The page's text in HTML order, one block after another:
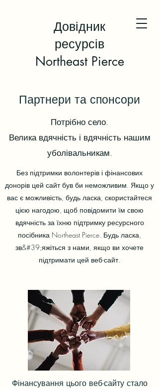
Довідник
ресурсів
Northeast Pierce
Партнери та спонсори
Потрібно село.
Велика вдячність і вдячність нашим
уболівальникам.
Без підтримки волонтерів і фінансових
донорів цей сайт був би неможливим. Якщо у
вас є можливість, будь ласка, скористайтеся
цією нагодою, щоб повідомити їм свою
вдячність за їхню підтримку ресурсного
посібника Northeast Pierce. Будь ласка,
зв&#39;яжіться з нами, якщо ви хочете
підтримати цей веб-сайт.
Фінансування цього веб-сайту стало